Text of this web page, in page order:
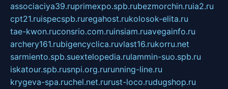
associaciya39.ruprimexpo.spb.rubezmorchin.ruia2.ru
cpt21.ruispecspb.ruregahost.rukolosok-elita.ru
tae-kwon.ruconsrio.com.ruinsiam.ruavegainfo.ru
archery161.rubigencyclica.ruvlast16.rukorru.net
sarmiento.spb.suextelopedia.rulammin-suo.spb.ru
iskatour.spb.rusnpi.org.rurunning-line.ru
krygeva-spa.ruchel.net.rurust-loco.rudugshop.ru